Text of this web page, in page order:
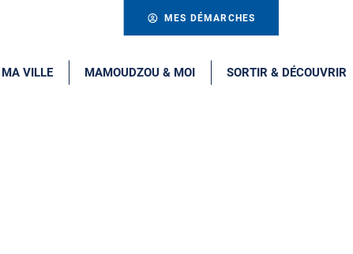
MES DÉMARCHES
MA VILLE MAMOUDZOU & MOI SORTIR & DÉCOUVRIR